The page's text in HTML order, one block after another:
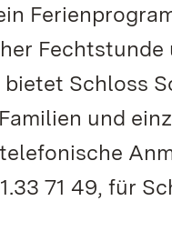
Fechtstunde
Schloss
und
71 49, für